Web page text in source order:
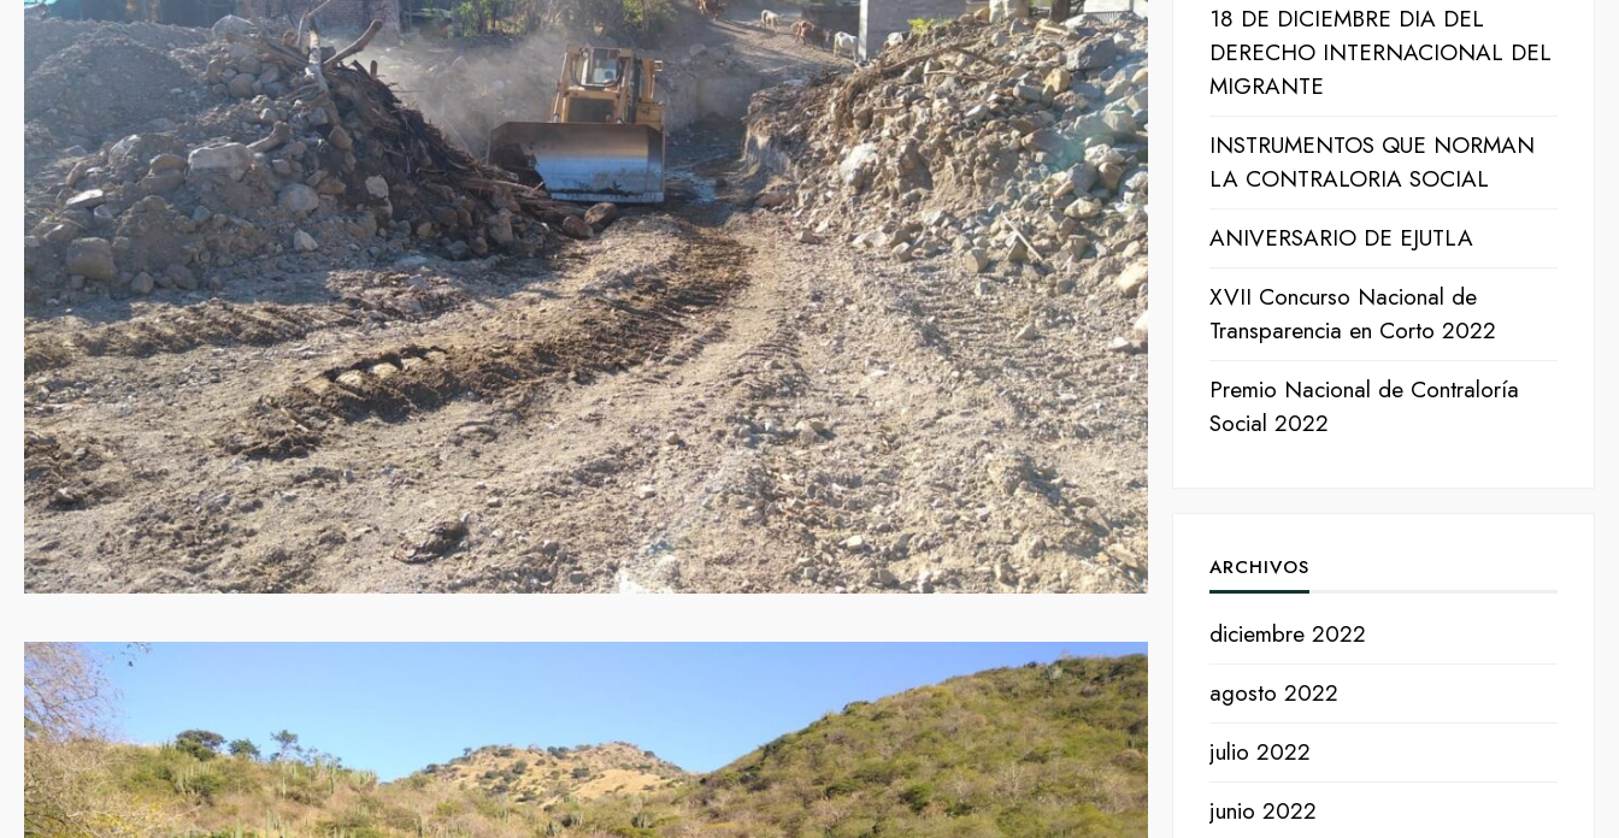
18 DE DICIEMBRE DIA DEL
DERECHO INTERNACIONAL DEL
MIGRANTE
INSTRUMENTOS QUE NORMAN
LA CONTRALORIA SOCIAL
ANIVERSARIO DE EJUTLA
XVII Concurso Nacional de
Transparencia en Corto 2022
Premio Nacional de Contraloría
Social 2022
ARCHIVOS
diciembre 2022
agosto 2022
julio 2022
junio 2022